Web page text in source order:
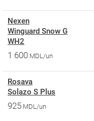
Nexen
Winguard Snow G
WH2
1 600 MDL/un
Rosava
Solazo S Plus
925 MDL/un